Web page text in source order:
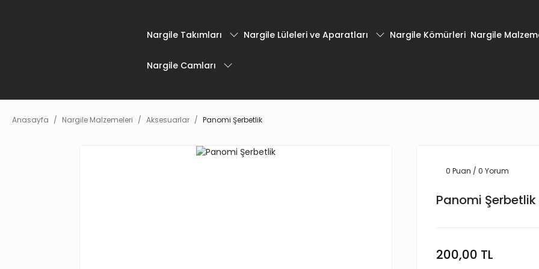
Nargile Takımları Nargile Lüleleri ve Aparatları Nargile Kömürleri Nargile
Nargile Camları
Anasayfa Nargile Malzemeleri Aksesuarlar Panomi Şerbetlik
0 Puan / 0 Yorum
Panomi Şerbetlik
200,00 TL